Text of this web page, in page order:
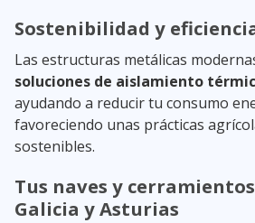
Sostenibilidad y
Las estructuras metálicas
soluciones de aislamiento
ayudando a reducir tu consumo
favoreciendo unas prácticas
sostenibles.
Tus naves y
Galicia y Asturias